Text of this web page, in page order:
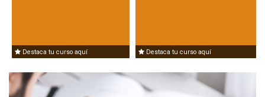
Destaca tu curso aquí Destaca tu curso aquí